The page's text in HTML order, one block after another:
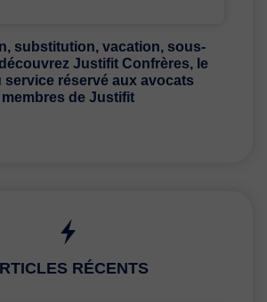
substitution, vacation, sous-
Justifit Confrères, le
service réservé aux avocats
membres de Justifit
RÉCENTS